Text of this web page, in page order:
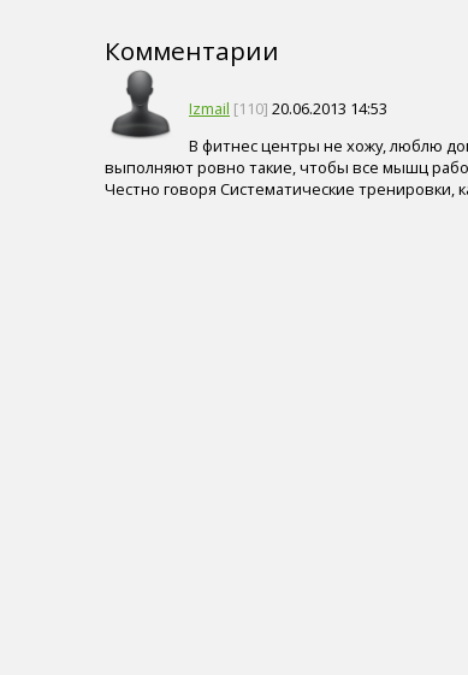
Комментарии
Izmail [110] 20.06.2013 14:53
В фитнес центры не хожу, люблю
выполняют ровно такие, чтобы все мышц
Честно говоря Систематические